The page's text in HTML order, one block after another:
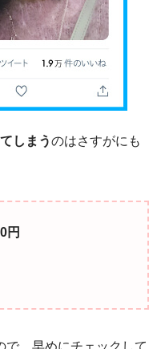
しまうのはさすがにも
円